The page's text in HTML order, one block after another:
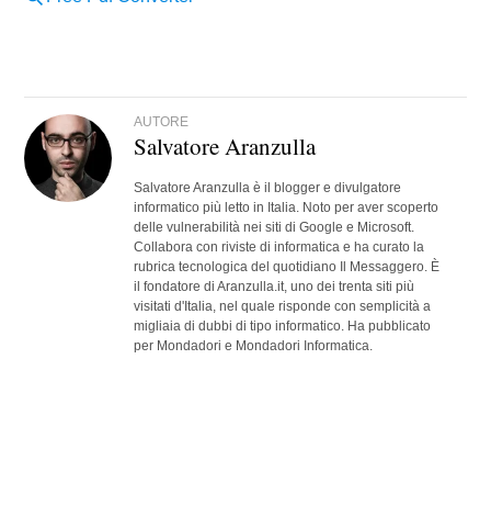
AUTORE
Salvatore Aranzulla
Salvatore Aranzulla è il blogger e divulgatore
informatico più letto in Italia. Noto per aver scoperto
delle vulnerabilità nei siti di Google e Microsoft.
Collabora con riviste di informatica e ha curato la
rubrica tecnologica del quotidiano Il Messaggero. È
il fondatore di Aranzulla.it, uno dei trenta siti più
visitati d'Italia, nel quale risponde con semplicità a
migliaia di dubbi di tipo informatico. Ha pubblicato
per Mondadori e Mondadori Informatica.